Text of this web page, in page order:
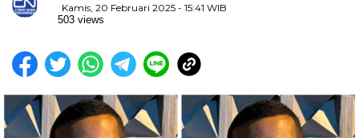
Kamis, 20 Februari 2025 - 15:41 WIB
503 views